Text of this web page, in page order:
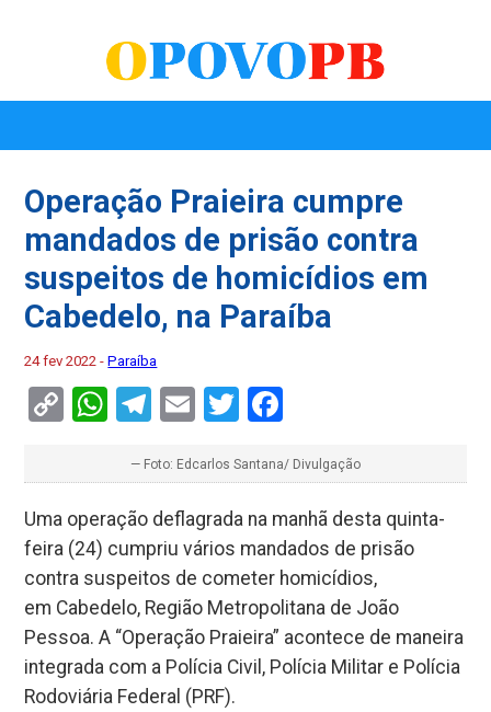
Operação Praieira cumpre
mandados de prisão contra
suspeitos de homicídios em
Cabedelo, na Paraíba
24 fev 2022 -Paraíba
CopyWhatsApp
Telegram
EmailTwitter
— Foto: Edcarlos Santana/ Divulgação
Uma operação deflagrada na manhã desta quinta-
feira (24) cumpriu vários mandados de prisão
contra suspeitos de cometer homicídios,
em Cabedelo, Região Metropolitana de João
Pessoa. A “Operação Praieira” acontece de maneira
integrada com a Polícia Civil, Polícia Militar e Polícia
Rodoviária Federal (PRF).